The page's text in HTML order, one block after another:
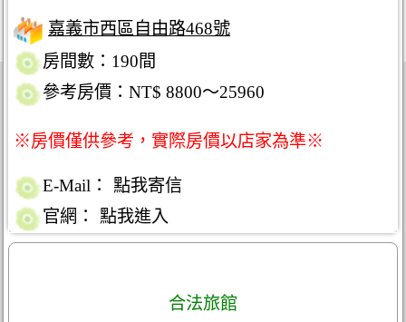
嘉義市西區自由路468號
房間數：190間
參考房價：NT$ 8800～25960
※房價僅供參考，實際房價以店家為準※
E-Mail：
點我寄信
官網：
點我進入
合法旅館